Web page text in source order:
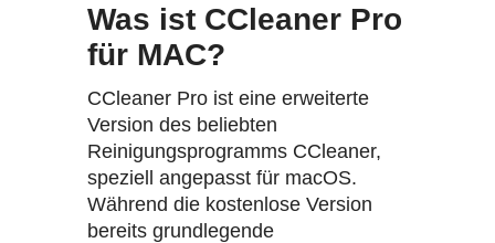
Was ist CCleaner Pro
für MAC?
CCleaner Pro ist eine erweiterte
Version des beliebten
Reinigungsprogramms CCleaner,
speziell angepasst für macOS.
Während die kostenlose Version
bereits grundlegende